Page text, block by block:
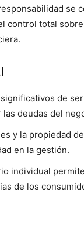
se
control total
de
deudas del
y la propiedad
en la gestión.
individual
de los